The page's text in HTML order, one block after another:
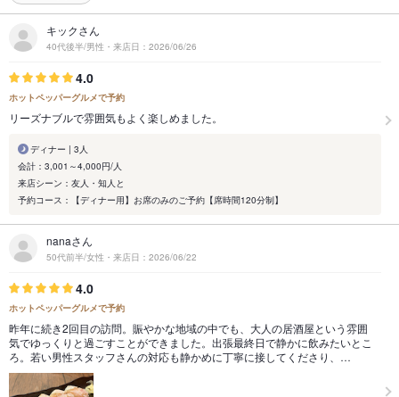
キックさん
40代後半/男性・来店日：2026/06/26
4.0
ホットペッパーグルメで予約
リーズナブルで雰囲気もよく楽しめました。
ディナー | 3人
会計：3,001～4,000円/人
来店シーン：友人・知人と
予約コース：【ディナー用】お席のみのご予約【席時間120分制】
nanaさん
50代前半/女性・来店日：2026/06/22
4.0
ホットペッパーグルメで予約
昨年に続き2回目の訪問。賑やかな地域の中でも、大人の居酒屋という雰囲
気でゆっくりと過ごすことができました。出張最終日で静かに飲みたいとこ
ろ。若い男性スタッフさんの対応も静かめに丁寧に接してくださり、…